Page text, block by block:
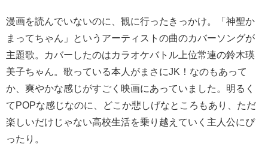
漫画を読んでいないのに、観に行ったきっかけ。「神聖か
まってちゃん」というアーティストの曲のカバーソングが
主題歌。カバーしたのはカラオケバトル上位常連の鈴木瑛
美子ちゃん。歌っている本人がまさにJK！なのもあって
か、爽やかな感じがすごく映画にあっていました。明るく
てPOPな感じなのに、どこか悲しげなところもあり、ただ
楽しいだけじゃない高校生活を乗り越えていく主人公にぴ
ったり。